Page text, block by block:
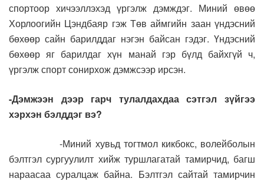
спортоор хичээллэхэд үргэлж дэмждэг. Миний өвөө
Хорлоогийн Цэндбаяр гэж Төв аймгийн заан үндэсний
бөхөөр сайн барилддаг нэгэн байсан гэдэг. Үндэсний
бөхөөр яг барилдаг хүн манай гэр бүлд байхгүй ч,
үргэлж спорт сонирхож дэмжсээр ирсэн.
-Дэмжээн дээр гарч тулалдахдаа сэтгэл зүйгээ
хэрхэн бэлддэг вэ?
-Миний хувьд тогтмол кикбокс, волейболын
бэлтгэл сургуулилт хийж туршлагатай тамирчид, багш
нараасаа суралцаж байна. Бэлтгэл сайтай тамирчин